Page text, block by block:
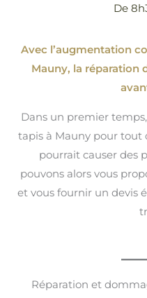
De
Avec l’augmentation
Mauny, la réparation
Dans un premier
tapis à Mauny pour tout
pourrait causer des
pouvons alors vous
et vous fournir un devis
Réparation et